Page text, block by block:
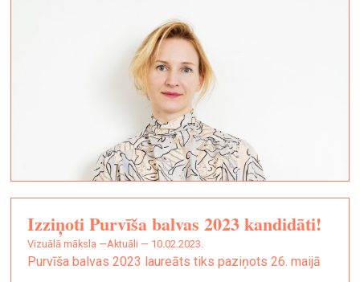
Izziņoti Purvīša balvas 2023 kandidāti!
vizuālā māksla —Aktuāli — 10.02.2023.
Purvīša balvas 2023 laureāts tiks paziņots 26. maijā